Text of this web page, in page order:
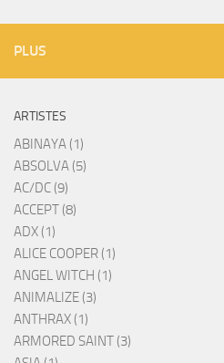
PLUS
ARTISTES
ABINAYA (1)
ABSOLVA (5)
AC/DC (9)
ACCEPT (8)
ADX (1)
ALICE COOPER (1)
ANGEL WITCH (1)
ANIMALIZE (3)
ANTHRAX (1)
ARMORED SAINT (3)